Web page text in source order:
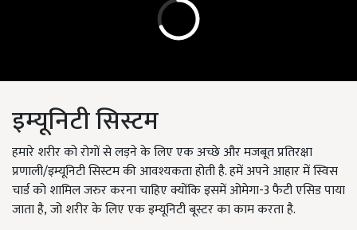
इम्यूनिटी सिस्टम
हमारे शरीर को रोगों से लड़ने के लिए एक अच्छे और मजबूत प्रतिरक्षा
प्रणाली/इम्यूनिटी सिस्टम की आवश्यकता होती है. हमें अपने आहार में स्विस
चार्ड को शामिल जरुर करना चाहिए क्योंकि इसमें ओमेगा-3 फैटी एसिड पाया
जाता है,जो शरीर के लिए एक इम्यूनिटी बूस्टर का काम करता है.